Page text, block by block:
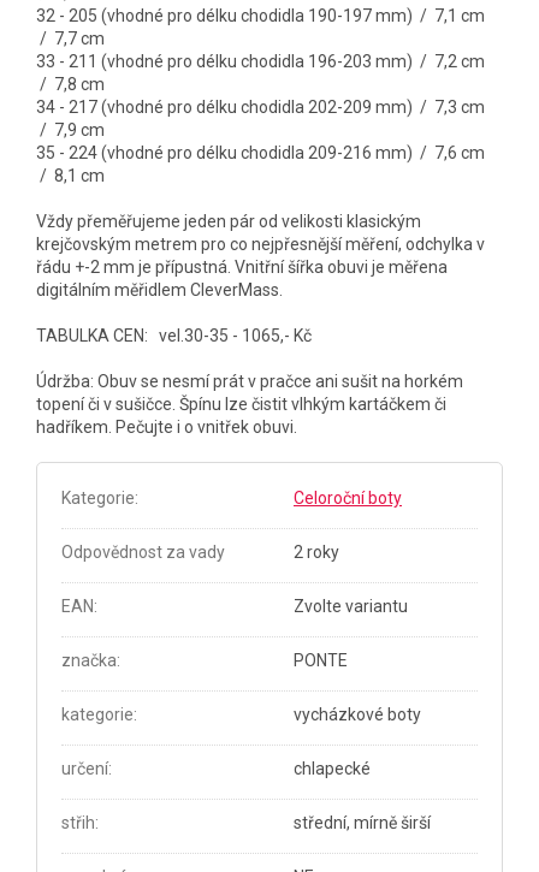
32 - 205 (vhodné pro délku chodidla 190-197 mm) / 7,1 cm
/ 7,7 cm
33 - 211 (vhodné pro délku chodidla 196-203 mm) / 7,2 cm
/ 7,8 cm
34 - 217 (vhodné pro délku chodidla 202-209 mm) / 7,3 cm
/ 7,9 cm
35 - 224 (vhodné pro délku chodidla 209-216 mm) / 7,6 cm
/ 8,1 cm
Vždy přeměřujeme jeden pár od velikosti klasickým
krejčovským metrem pro co nejpřesnější měření, odchylka v
řádu +-2 mm je přípustná. Vnitřní šířka obuvi je měřena
digitálním měřidlem CleverMass.
TABULKA CEN: vel.30-35 - 1065,- Kč
Údržba: Obuv se nesmí prát v pračce ani sušit na horkém
topení či v sušičce. Špínu lze čistit vlhkým kartáčkem či
hadříkem. Pečujte i o vnitřek obuvi.
Kategorie: Celoroční boty
Odpovědnost za vady 2 roky
EAN: Zvolte variantu
značka: PONTE
kategorie: vycházkové boty
určení: chlapecké
střih: střední, mírně širší